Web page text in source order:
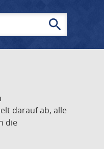
search
darauf ab, alle
die